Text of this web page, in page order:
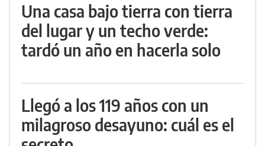
Una casa bajo tierra con tierra
del lugar y un techo verde:
tardó un año en hacerla solo
Llegó a los 119 años con un
milagroso desayuno: cuál es el